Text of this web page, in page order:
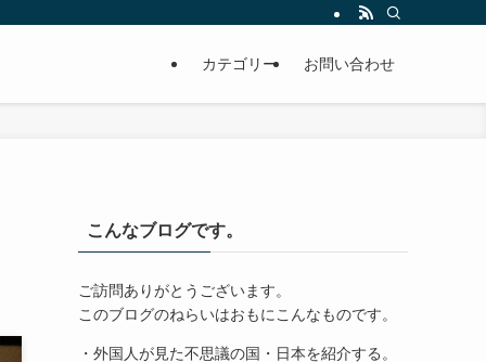
カテゴリー お問い合わせ
こんなブログです。
ご訪問ありがとうございます。
このブログのねらいはおもにこんなものです。
・外国人が見た不思議の国・日本を紹介する。